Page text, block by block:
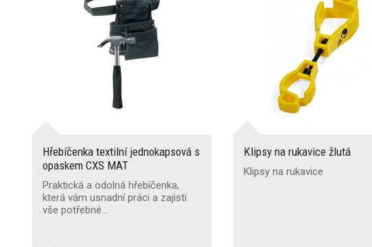
Hřebíčenka textilní jednokapsová s
opaskem CXS MAT
Praktická a odolná hřebíčenka,
která vám usnadní práci a zajistí
vše potřebné…
Klipsy na rukavice žlutá
Klipsy na rukavice